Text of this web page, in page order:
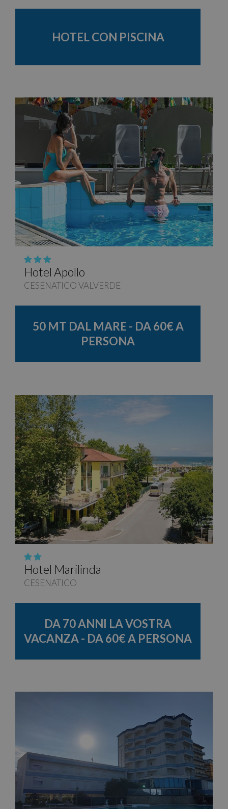
HOTEL CON PISCINA
Hotel Apollo
CESENATICO VALVERDE
50 MT DAL MARE - DA 60€ A
PERSONA
Hotel Marilinda
CESENATICO
DA 70 ANNI LA VOSTRA
VACANZA - DA 60€ A PERSONA